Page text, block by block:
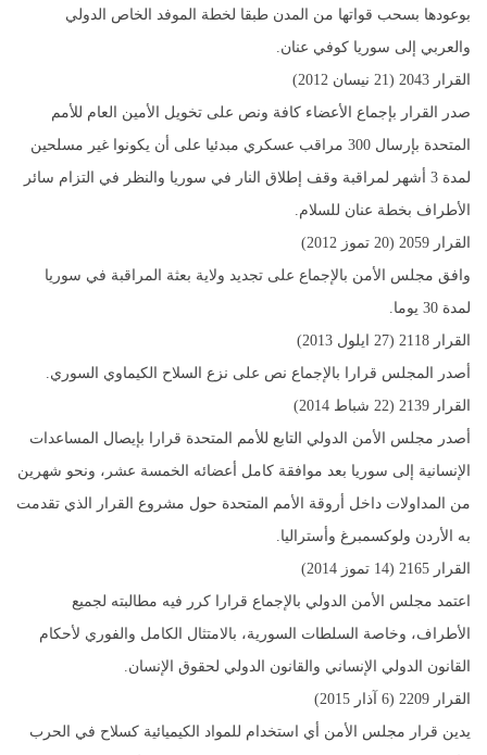
بوعودها بسحب قواتها من المدن طبقا لخطة الموفد الخاص الدولي
والعربي إلى سوريا كوفي عنان.
القرار 2043 (21 نيسان 2012)
صدر القرار بإجماع الأعضاء كافة ونص على تخويل الأمين العام للأمم
المتحدة بإرسال 300 مراقب عسكري مبدئيا على أن يكونوا غير مسلحين
لمدة 3 أشهر لمراقبة وقف إطلاق النار في سوريا والنظر في التزام سائر
الأطراف بخطة عنان للسلام.
القرار 2059 (20 تموز 2012)
وافق مجلس الأمن بالإجماع على تجديد ولاية بعثة المراقبة في سوريا
لمدة 30 يوما.
القرار 2118 (27 ايلول 2013)
أصدر المجلس قرارا بالإجماع نص على نزع السلاح الكيماوي السوري.
القرار 2139 (22 شباط 2014)
أصدر مجلس الأمن الدولي التابع للأمم المتحدة قرارا بإيصال المساعدات
الإنسانية إلى سوريا بعد موافقة كامل أعضائه الخمسة عشر، ونحو شهرين
من المداولات داخل أروقة الأمم المتحدة حول مشروع القرار الذي تقدمت
به الأردن ولوكسمبرغ وأستراليا.
القرار 2165 (14 تموز 2014)
اعتمد مجلس الأمن الدولي بالإجماع قرارا كرر فيه مطالبته لجميع
الأطراف، وخاصة السلطات السورية، بالامتثال الكامل والفوري لأحكام
القانون الدولي الإنساني والقانون الدولي لحقوق الإنسان.
القرار 2209 (6 آذار 2015)
يدين قرار مجلس الأمن أي استخدام للمواد الكيميائية كسلاح في الحرب